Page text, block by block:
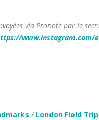
via Pronote par le
www.instagram.com/
/ London Field Trip